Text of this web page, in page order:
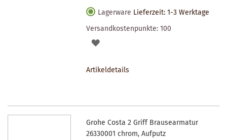
Lagerware Lieferzeit: 1-3 Werktage
Versandkostenpunkte:100
AUF
Artikeldetails
Grohe Costa 2 Griff Brausearmatur
26330001 chrom, Aufputz